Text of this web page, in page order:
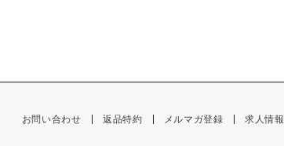
お問い合わせ 返品特約 メルマガ登録 求人情報